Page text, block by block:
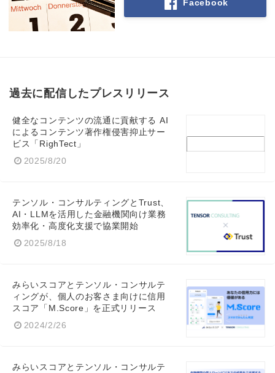
Facebook
過去に配信したプレスリリース
健全なコンテンツの流通に貢献する AI
によるコンテンツ著作権侵害抑止サー
ビス「RighTect」
2025/8/20
テンソル・コンサルティングとTrust、
AI・LLMを活用した金融機関向け業務
効率化・高度化支援で協業開始
2025/8/18
みらいスコアとテンソル・コンサルテ
ィングが、個人のお客さま向けに信用
スコア「M.Score」を正式リリース
2024/2/26
みらいスコアとテンソル・コンサルテ
Japanese
English